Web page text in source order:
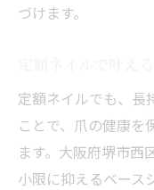
づけます。
定額ネイルでも、長
ことで、爪の健康を
ます。大阪府堺市西
小限に抑えるベース